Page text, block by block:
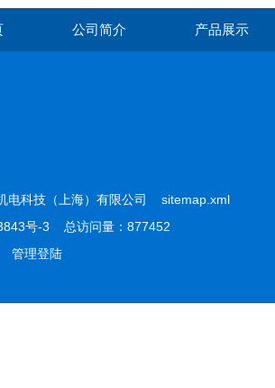
公司简介 产品展示
电科技（上海）有限公司 sitemap.xml
号-3 总访问量：877452
管理登陆